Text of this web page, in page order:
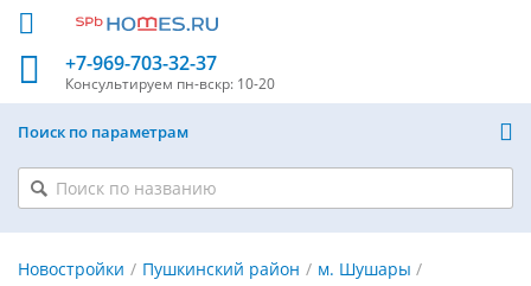
+7-969-703-32-37
Консультируем пн-вскр: 10-20
Поиск по параметрам
Новостройки Пушкинский район м. Шушары